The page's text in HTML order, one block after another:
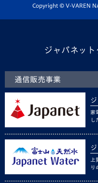
ホームタウン活動
Copyright © V-VAREN
ジャパネット
通信販売事業
家
し
り